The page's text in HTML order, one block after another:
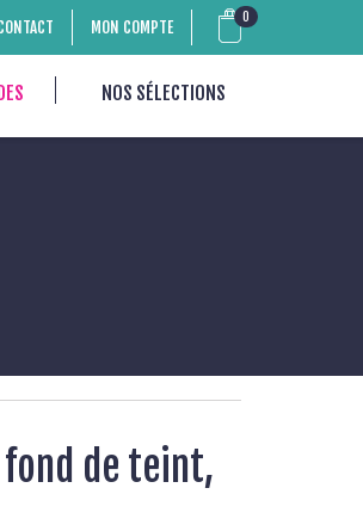
0
MON COMPTE
NOS SÉLECTIONS
fond de teint,